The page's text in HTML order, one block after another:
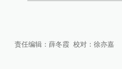
责任编辑： 薛冬霞 校对： 徐亦嘉